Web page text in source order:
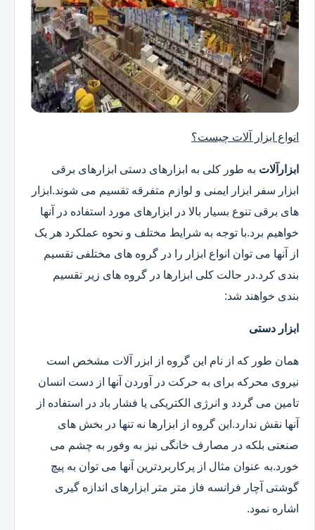
انواع ابزار آلات چیست؟
ابزارآلات به طور کلی به ابزارهای دستی ابزارهای برقی
ابزار سفر ابزار ایمنی و لوازم متفرقه تقسیم می شوند.ابزار
های برقی تنوع بسیار بالا در ابزارهای مورد استفاده در آنها
خواهیم برد.با توجه به شرایط مختلف و نحوه عملکرد هر یک
از آنها می توان انواع ابزار را در گروه های مختلفی تقسیم
بندی کرد.در حالت کلی ابزارها در گروه های زیر تقسیم
بندی خواهند شد:
ابزار دستی
همان طور که از نام این گروه از ابزر آلات مشخص است
نیروی محرکه برای به حرکت در آوردن آنها از دست انسان
تامین می گردد و انرژی الکتریکی یا فشار باد در استفاده از
آنها نقش ندارد.این گروه از ابزارها نه تنها در بخش های
صنعتی بلکه در مصارف خانگی نیز به وفور به چشم می
خورد.به عنوان مثال از پرکاربردترین آنها می توان به پیچ
گوشتی آچار فرانسه فاز متر متر ابزارهای اندازه گیری
اشاره نمود.